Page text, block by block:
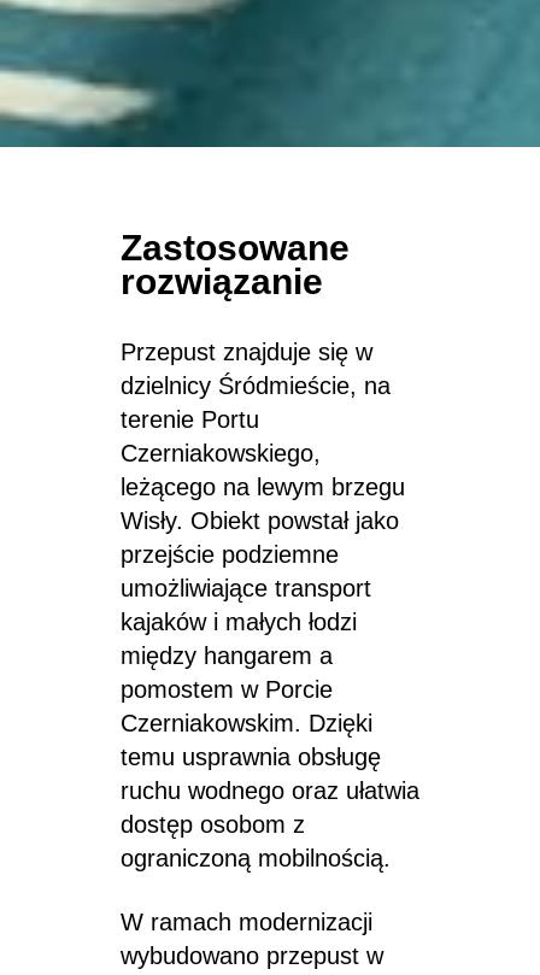
Zastosowane
rozwiązanie
Przepust znajduje się w
dzielnicy Śródmieście, na
terenie Portu
Czerniakowskiego,
leżącego na lewym brzegu
Wisły. Obiekt powstał jako
przejście podziemne
umożliwiające transport
kajaków i małych łodzi
między hangarem a
pomostem w Porcie
Czerniakowskim. Dzięki
temu usprawnia obsługę
ruchu wodnego oraz ułatwia
dostęp osobom z
ograniczoną mobilnością.
W ramach modernizacji
wybudowano przepust w